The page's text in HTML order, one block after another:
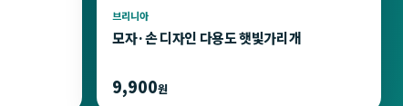
브리니아
모자·손 디자인 다용도 햇빛가리개
9,900원